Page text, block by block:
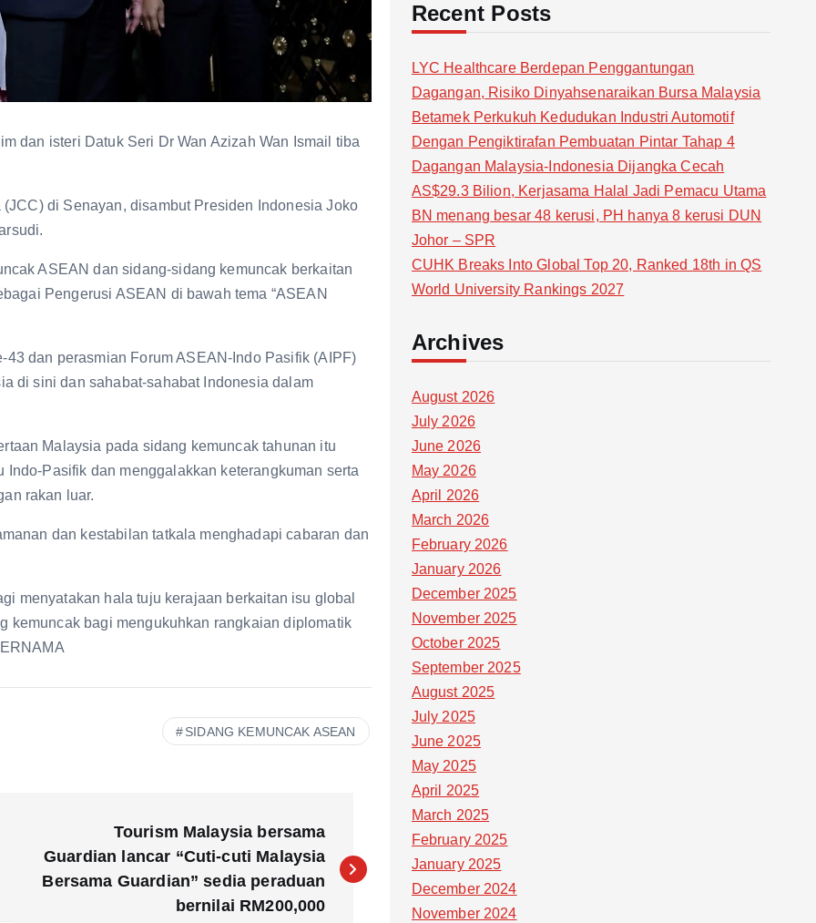
dan isteri Datuk Seri Dr Wan Azizah Wan Ismail tiba
di Senayan, disambut Presiden Indonesia Joko
ASEAN dan sidang-sidang kemuncak berkaitan
Pengerusi ASEAN di bawah tema “ASEAN
dan perasmian Forum ASEAN-Indo Pasifik (AIPF)
di sini dan sahabat-sahabat Indonesia dalam
Malaysia pada sidang kemuncak tahunan itu
Pasifik dan menggalakkan keterangkuman serta
rakan luar.
dan kestabilan tatkala menghadapi cabaran dan
menyatakan hala tuju kerajaan berkaitan isu global
kemuncak bagi mengukuhkan rangkaian diplomatik
SIDANG KEMUNCAK ASEAN
Tourism Malaysia bersama
Guardian lancar “Cuti-cuti Malaysia
Bersama Guardian” sedia peraduan
bernilai RM200,000
Recent Posts
LYC Healthcare Berdepan Penggantungan
Dagangan, Risiko Dinyahsenaraikan Bursa Malaysia
Betamek Perkukuh Kedudukan Industri Automotif
Dengan Pengiktirafan Pembuatan Pintar Tahap 4
Dagangan Malaysia-Indonesia Dijangka Cecah
AS$29.3 Bilion, Kerjasama Halal Jadi Pemacu Utama
BN menang besar 48 kerusi, PH hanya 8 kerusi DUN
Johor – SPR
CUHK Breaks Into Global Top 20, Ranked 18th in QS
World University Rankings 2027
Archives
August 2026
July 2026
June 2026
May 2026
April 2026
March 2026
February 2026
January 2026
December 2025
November 2025
October 2025
September 2025
August 2025
July 2025
June 2025
May 2025
April 2025
March 2025
February 2025
January 2025
December 2024
November 2024